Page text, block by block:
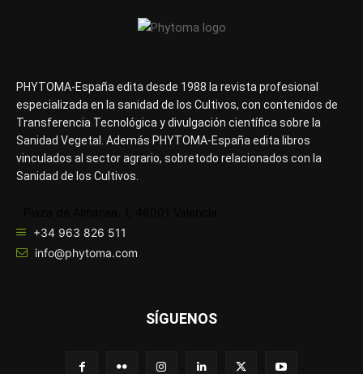
PHYTOMA-España edita desde 1988 la revista profesional
especializada en la sanidad de los Cultivos, con contenidos de
Transferencia Tecnológica y divulgación científica sobre la
Sanidad Vegetal. Además PHYTOMA-España edita libros
vinculados al sector agrario, sobretodo relacionados con la
Sanidad de los Cultivos.
+34 963 826 511
info@phytoma.com
SÍGUENOS